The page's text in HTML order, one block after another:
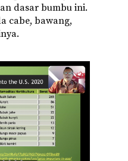
dasar bumbu ini.
cabe, bawang,